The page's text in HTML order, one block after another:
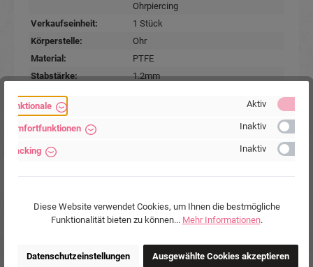
Ohrpiercing
Verkaufseinheit:
1 Stück
Körperstelle:
Ohr
Material:
PTFE
Stabstärke:
1.2mm
Stablänge:
Farben:
Marke:
Hersteller:
Michael Jakob, Piercing-Store.com,
Funktionale Aktiv
Komfortfunktionen Inaktiv
Tracking Inaktiv
Diese Website verwendet Cookies, um Ihnen die bestmögliche
Funktionalität bieten zu können... Mehr Informationen.
Datenschutzeinstellungen Ausgewählte Cookies akzeptieren